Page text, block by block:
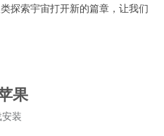
索宇宙打开新的篇章，让我们
果
装